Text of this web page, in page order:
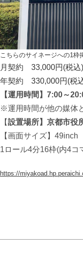
こちらのサイネージへの1枠
月契約 33,000円(税込)
年契約 330,000円(税
【運用時間】7:00～
※運用時間が他の媒体
【設置場所】京都市役
【画面サイズ】49inch
1ロール4分16枠(内4コ
https://